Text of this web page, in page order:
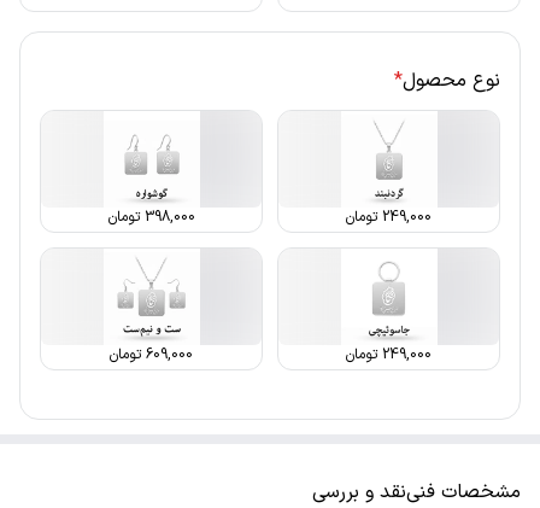
نوع محصول*
249,000 تومان 398,000 تومان
249,000 تومان 609,000تومان
مشخصات فنینقد و بررسی